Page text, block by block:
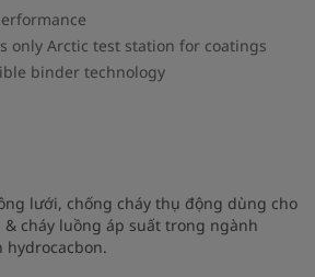
only Arctic test station for coatings
binder technology
lưới, chống cháy thụ động dùng cho
& cháy luồng áp suất trong ngành
hydrocacbon.